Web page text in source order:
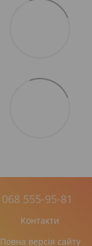
068 555-95-81
Контакти
Повна версія сайту